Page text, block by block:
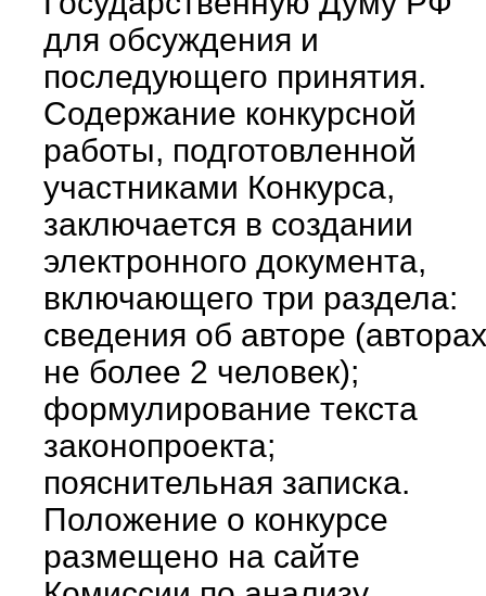
для обсуждения и
последующего принятия.
Содержание конкурсной
работы, подготовленной
участниками Конкурса,
заключается в создании
электронного документа,
включающего три раздела:
сведения об авторе (авторах
не более 2 человек);
формулирование текста
законопроекта;
пояснительная записка.
Положение о конкурсе
размещено на сайте